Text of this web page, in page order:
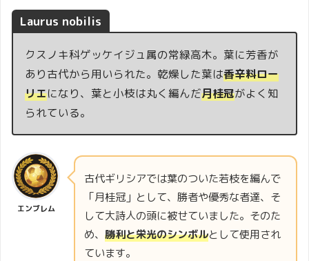
Laurus nobilis
クスノキ科ゲッケイジュ属の常緑高木。葉に芳香が
あり古代から用いられた。乾燥した葉は香辛料ロー
リエになり、葉と小枝は丸く編んだ月桂冠がよく知
られている。
エンブレム
古代ギリシアでは葉のついた若枝を編んで
「月桂冠」として、勝者や優秀な者達、そ
して大詩人の頭に被せていました。そのた
め、 勝利と栄光のシンボルとして使用され
ています。